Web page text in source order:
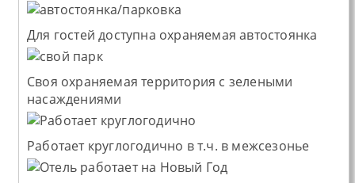
Для гостей доступна охраняемая автостоянка
Своя охраняемая территория с зелеными
насаждениями
Работает круглогодично в т.ч. в межсезонье